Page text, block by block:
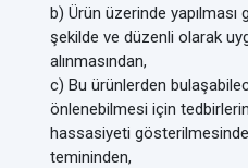
b) Ürün üzerinde
şekilde ve düzenli olarak
alınmasından,
c) Bu ürünlerden
önlenebilmesi için
hassasiyeti
temininden,